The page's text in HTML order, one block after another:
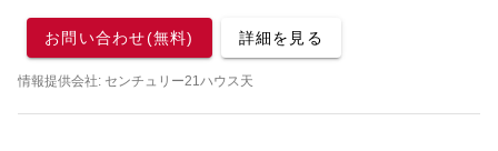
お問い合わせ(無料) 詳細を見る
情報提供会社: センチュリー21ハウス天